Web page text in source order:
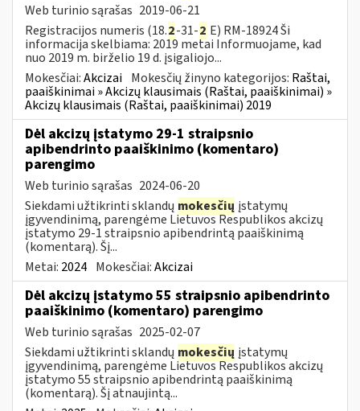
Web turinio sąrašas 2019-06-21
Registracijos numeris (18.2-31-2 E) RM-18924 Ši
informacija skelbiama: 2019 metai Informuojame, kad
nuo 2019 m. birželio 19 d. įsigaliojo...
Mokesčiai:Akcizai Mokesčių žinyno kategorijos: Raštai,
paaiškinimai » Akcizų klausimais (Raštai, paaiškinimai) »
Akcizų klausimais (Raštai, paaiškinimai) 2019
Dėl akcizų įstatymo 29-1 straipsnio
apibendrinto paaiškinimo (komentaro)
parengimo
Web turinio sąrašas 2024-06-20
Siekdami užtikrinti sklandų mokesčių įstatymų
įgyvendinimą, parengėme Lietuvos Respublikos akcizų
įstatymo 29-1 straipsnio apibendrintą paaiškinimą
(komentarą). Šį...
Metai: 2024 Mokesčiai:Akcizai
Dėl akcizų įstatymo 55 straipsnio apibendrinto
paaiškinimo (komentaro) parengimo
Web turinio sąrašas 2025-02-07
Siekdami užtikrinti sklandų mokesčių įstatymų
įgyvendinimą, parengėme Lietuvos Respublikos akcizų
įstatymo 55 straipsnio apibendrintą paaiškinimą
(komentarą). Šį atnaujintą...